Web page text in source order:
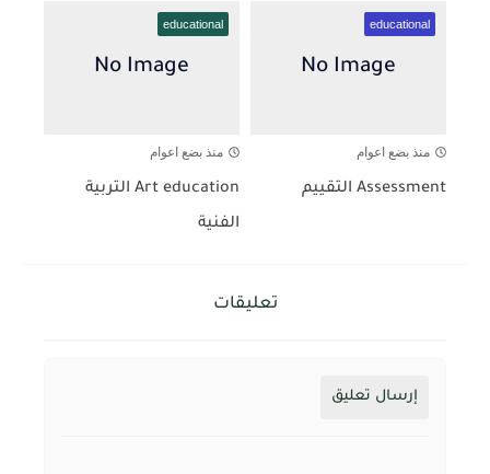
educational
منذ بضع اعوام
Assessment التقييم
educational
منذ بضع اعوام
Art education التربية
الفنية
تعليقات
إرسال تعليق